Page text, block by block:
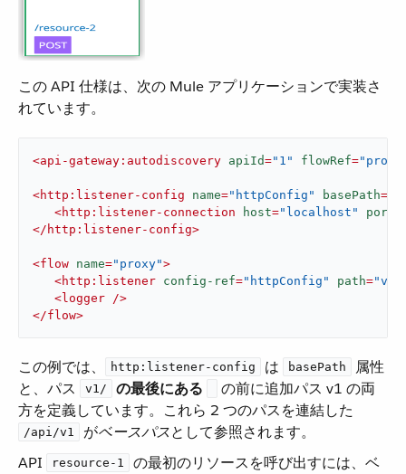
この API 仕様は、次の Mule アプリケーションで実装さ
れています。
<api-gateway:autodiscovery apiId="1" flowRef=
<http:listener-config name="httpConfig" basePath=
<http:listener-connection host="localhost" port
</ http:listener-config>
<flow name="proxy">
<http:listener config-ref="httpConfig" path=
<logger />
</flow>
この例では、​ http:listener-config ​ は ​ basePath
​ 属性
と、パス ​
v1/ ​ の最後にある ​
​ の前に追加パス v1 の両
方を定義しています。これら 2 つのパスを連結した ​
/api/v1 ​ が​ベースパス​として参照されます。
API ​
resource-1
​ の最初のリソースを呼び出すには、ベ